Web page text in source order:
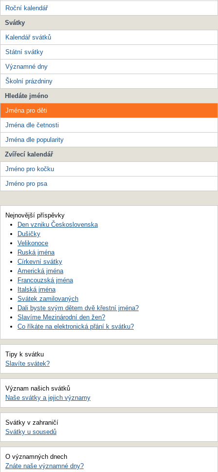
Roční kalendář
Svátky
Kalendář svátků
Státní svátky
Významné dny
Školní prázdniny
Hledáte jméno
Jména pro děti
Jména dle četnosti
Jména dle popularity
Zvířecí kalendář
Jméno pro kočku
Jméno pro psa
Nejnovější příspěvky
Den vzniku Československa
Dušičky
Velikonoce
Ruská jména
Církevní svátky
Americká jména
Francouzská jména
Italská jména
Svátek zamilovaných
Dali byste svým dětem dvě křestní jména?
Slavíme Mezinárodní den žen?
Co říkáte na elektronická přání k svátku?
Tipy k svátku
Slavíte svátek?
Význam našich svátků
Naše svátky a jejich významy
Svátky v zahraničí
Svátky u sousedů
O významných dnech
Znáte naše významné dny?